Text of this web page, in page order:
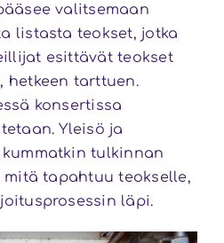
valitsemaan
listasta teokset, jotka
esittävät teokset
hetkeen tarttuen.
konsertissa
Yleisö ja
tulkinnan
tapahtuu teokselle,
läpi.